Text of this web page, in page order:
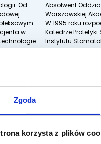
Zgoda
korzysta z plików
Od
w
...
Absolwent
Warszawskiej
W 1995 roku
Katedrze
Instytutu
Medycznej w